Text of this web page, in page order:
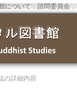
について ． 諮問委員会 ．
の詳細内容